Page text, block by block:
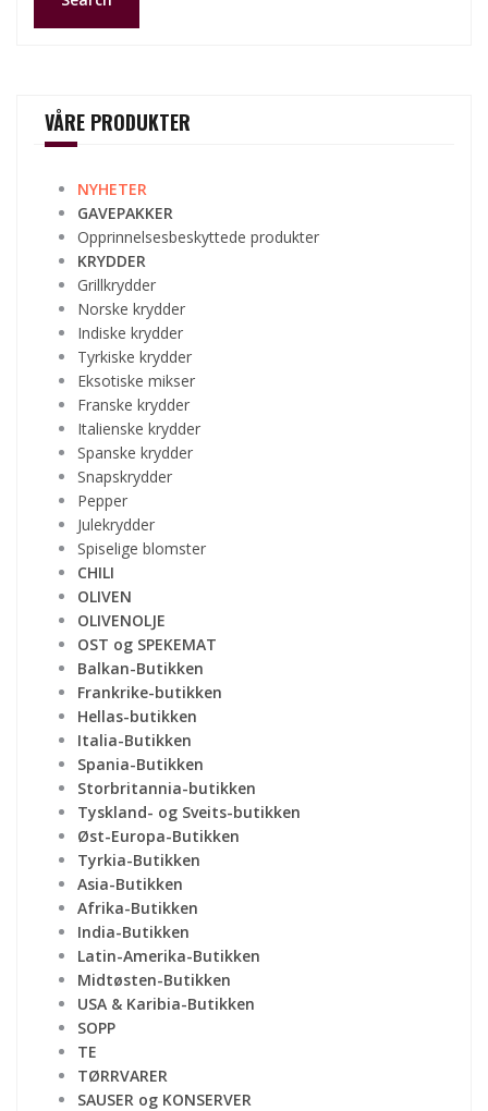
VÅRE PRODUKTER
NYHETER
GAVEPAKKER
Opprinnelsesbeskyttede produkter
KRYDDER
Grillkrydder
Norske krydder
Indiske krydder
Tyrkiske krydder
Eksotiske mikser
Franske krydder
Italienske krydder
Spanske krydder
Snapskrydder
Pepper
Julekrydder
Spiselige blomster
CHILI
OLIVEN
OLIVENOLJE
OST og SPEKEMAT
Balkan-Butikken
Frankrike-butikken
Hellas-butikken
Italia-Butikken
Spania-Butikken
Storbritannia-butikken
Tyskland- og Sveits-butikken
Øst-Europa-Butikken
Tyrkia-Butikken
Asia-Butikken
Afrika-Butikken
India-Butikken
Latin-Amerika-Butikken
Midtøsten-Butikken
USA & Karibia-Butikken
SOPP
TE
TØRRVARER
SAUSER og KONSERVER